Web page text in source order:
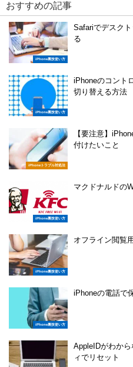
おすすめの記事
iPhone裏技使い方
Safariでデスク
る
iPhone裏技使い方
iPhoneのコント
切り替える方法
iPhoneトラブル対処法
【要注意】
付けたいこと
iPhone裏技使い方
マクドナルドの
iPhone裏技使い方
オフライン閲覧
iPhone裏技使い方
iPhoneの電話で
AppleIDがわか
ィでリセット